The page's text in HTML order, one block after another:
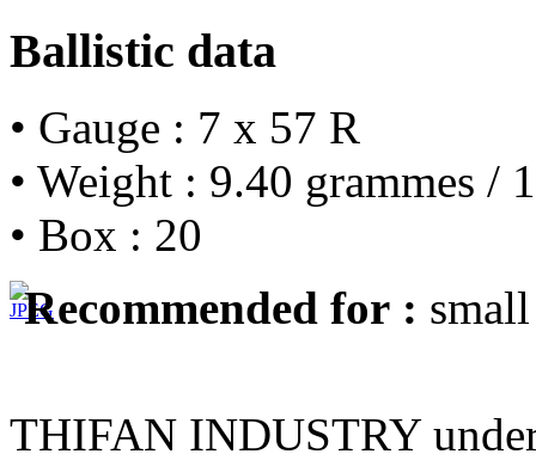
Ballistic data
• Gauge : 7 x 57 R
• Weight : 9.40 grammes /
• Box : 20
Recommended for :
THIFAN INDUSTRY